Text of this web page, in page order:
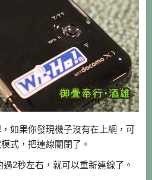
如果你發現機子沒有在上網，可
式，把連線關閉了。
2秒左右，就可以重新連線了。